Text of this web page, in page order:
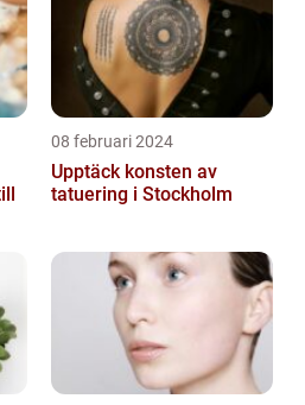
08 februari 2024
Upptäck konsten av
tatuering i Stockholm